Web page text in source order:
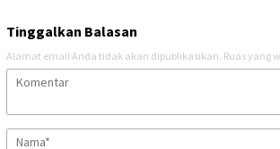
Tinggalkan Balasan
Alamat email Anda tidak akan dipublikasikan. Ruas yang